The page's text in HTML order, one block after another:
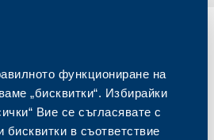
функциониране на
„бисквитки“. Избирайки
Вие се съгласявате с
бисквитки в съответствие
Кредитиране
Управление на парични средства
Търговско финансиране